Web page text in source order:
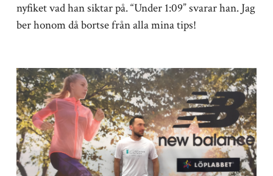
nyfiket vad han siktar på. “Under 1:09” svarar han. Jag
ber honom då bortse från alla mina tips!